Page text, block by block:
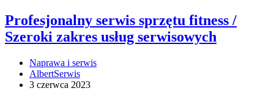
Profesjonalny serwis sprzętu fitness /
Szeroki zakres usług serwisowych
Naprawa i serwis
AlbertSerwis
3 czerwca 2023